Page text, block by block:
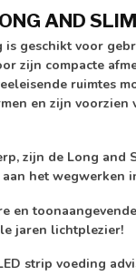
AND
geschikt voor
zijn compacte
ruimtes
en zijn
zijn de Long
het wegwerken
en
jaren lichtplezier!
strip voeding